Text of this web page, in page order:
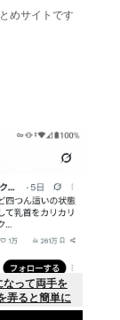
めサイトです
なって両手を
弄ると簡単に
いヤツはゲイ